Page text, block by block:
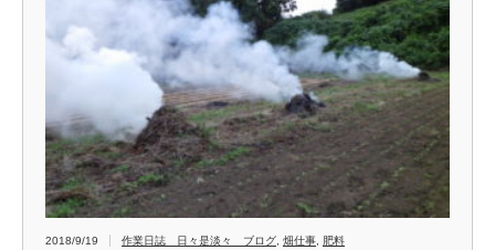
2018/9/19 作業日誌 日々是淡々 ブログ 畑仕事 肥料